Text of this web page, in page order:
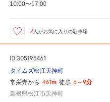
10:00〜17:00
2 人がお気に入りの駐車場
ID:305195461
タイムズ松江天神町
常栄寺から 461m 徒歩 6～9分
島根県松江市天神町